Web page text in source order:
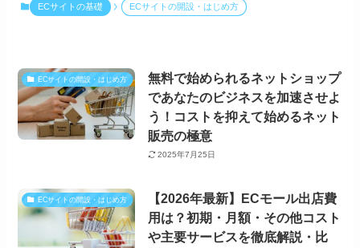
ECサイトの基礎 ECサイトの開設・はじめ方
ECサイトの開設・はじめ方
無料で始められるネットショップ
であなたのビジネスを加速させよ
う！コストを抑えて始めるネット
販売の極意
2025年7月25日
ECサイトの開設・はじめ方
【2026年最新】ECモール出店費
用は？初期・月額・その他コスト
や主要サービスを徹底解説・比